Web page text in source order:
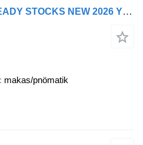
Lider LIDER DUMPER READY STOCKS NEW 2026 YEAR
makas/pnömatik